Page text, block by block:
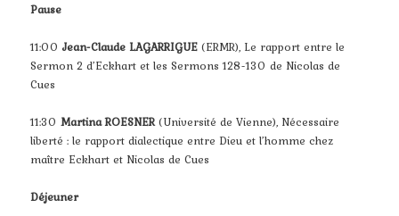
Pause
11:00Jean-Claude LAGARRIGUE (ERMR), Le rapport entre le
Sermon 2 d’Eckhart et les Sermons 128-130 de Nicolas de
Cues
11:30Martina ROESNER(Université de Vienne), Nécessaire
liberté : le rapport dialectique entre Dieu et l’homme chez
maître Eckhart et Nicolas de Cues
Déjeuner